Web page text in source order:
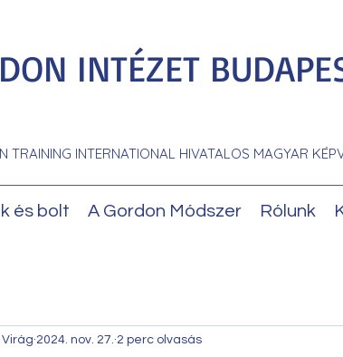
INTÉZET
TRAINING INTERNATIONAL HIVATALOS MAGYAR
és bolt A Gordon Módszer Rólunk
2024. nov. 27. 2 perc olvasás